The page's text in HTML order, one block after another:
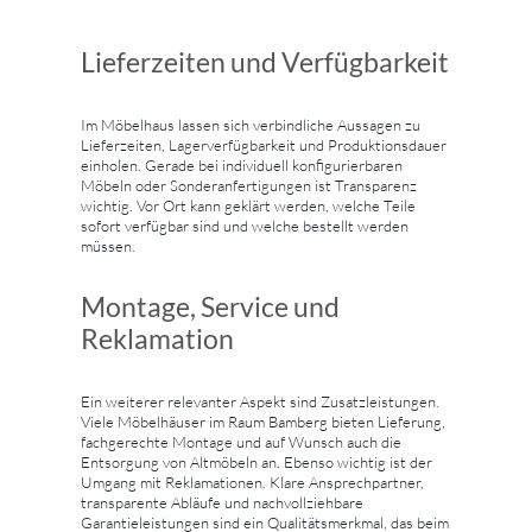
Lieferzeiten und Verfügbarkeit
Im Möbelhaus lassen sich verbindliche Aussagen zu
Lieferzeiten, Lagerverfügbarkeit und Produktionsdauer
einholen. Gerade bei individuell konfigurierbaren
Möbeln oder Sonderanfertigungen ist Transparenz
wichtig. Vor Ort kann geklärt werden, welche Teile
sofort verfügbar sind und welche bestellt werden
müssen.
Montage, Service und
Reklamation
Ein weiterer relevanter Aspekt sind Zusatzleistungen.
Viele Möbelhäuser im Raum Bamberg bieten Lieferung,
fachgerechte Montage und auf Wunsch auch die
Entsorgung von Altmöbeln an. Ebenso wichtig ist der
Umgang mit Reklamationen. Klare Ansprechpartner,
transparente Abläufe und nachvollziehbare
Garantieleistungen sind ein Qualitätsmerkmal, das beim